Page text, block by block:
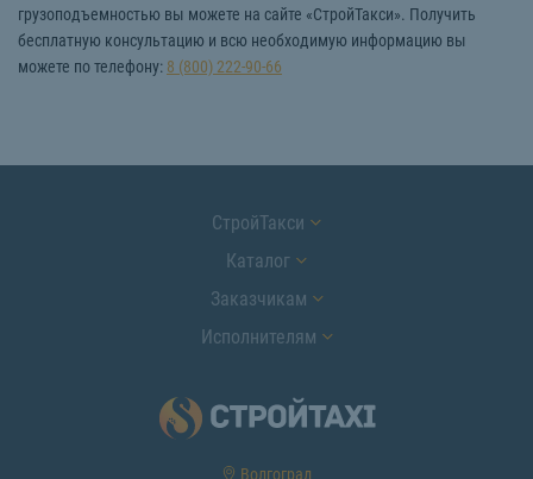
грузоподъемностью вы можете на сайте «СтройТакси». Получить
бесплатную консультацию и всю необходимую информацию вы
можете по телефону: 8 (800) 222-90-66
СтройТакси
Каталог
Заказчикам
Исполнителям
Волгоград